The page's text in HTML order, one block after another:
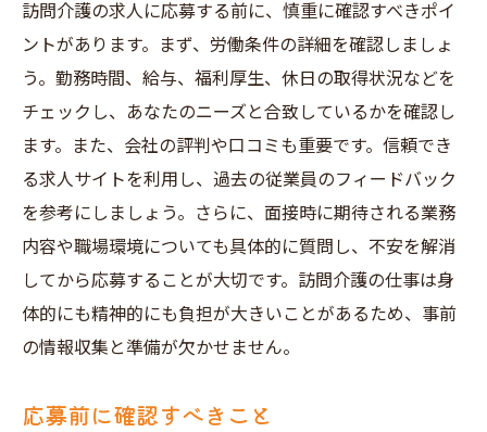
訪問介護の求人に応募する前に、慎重に確認すべきポイ
ントがあります。まず、労働条件の詳細を確認しましょ
う。勤務時間、給与、福利厚生、休日の取得状況などを
チェックし、あなたのニーズと合致しているかを確認し
ます。また、会社の評判や口コミも重要です。信頼でき
る求人サイトを利用し、過去の従業員のフィードバック
を参考にしましょう。さらに、面接時に期待される業務
内容や職場環境についても具体的に質問し、不安を解消
してから応募することが大切です。訪問介護の仕事は身
体的にも精神的にも負担が大きいことがあるため、事前
の情報収集と準備が欠かせません。
応募前に確認すべきこと